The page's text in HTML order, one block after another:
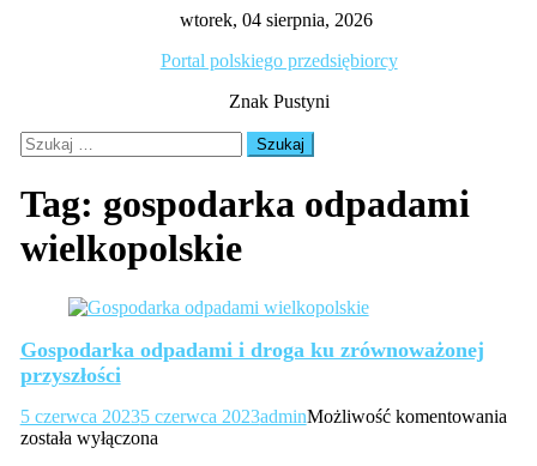
wtorek, 04 sierpnia, 2026
Portal polskiego przedsiębiorcy
Znak Pustyni
Szukaj:
Tag: gospodarka odpadami
wielkopolskie
Gospodarka odpadami i droga ku zrównoważonej
przyszłości
5 czerwca 20235 czerwca 2023adminMożliwość komentowania
została wyłączona